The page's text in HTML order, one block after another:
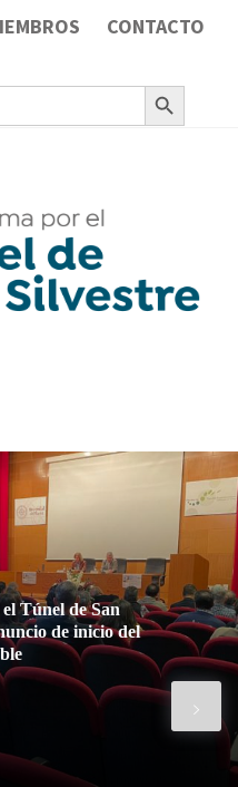
CONTACTO
Botón de búsqueda
HÍDRICA CLAVE.
Plataforma reivindica en el 52
del túnel de San
de infraestructuras